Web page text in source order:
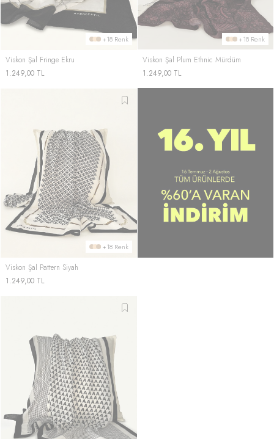
+18 Renk
Viskon Şal Fringe Ekru
1.249,00 TL
+18 Renk
Viskon Şal Plum Ethnic Mürdüm
1.249,00TL
+18 Renk
Viskon Şal Pattern Siyah
1.249,00 TL